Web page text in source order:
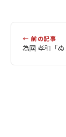
← 前の記事
為國 孝和「